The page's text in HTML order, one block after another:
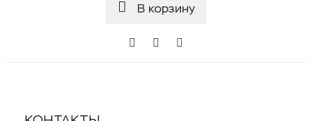
В корзину